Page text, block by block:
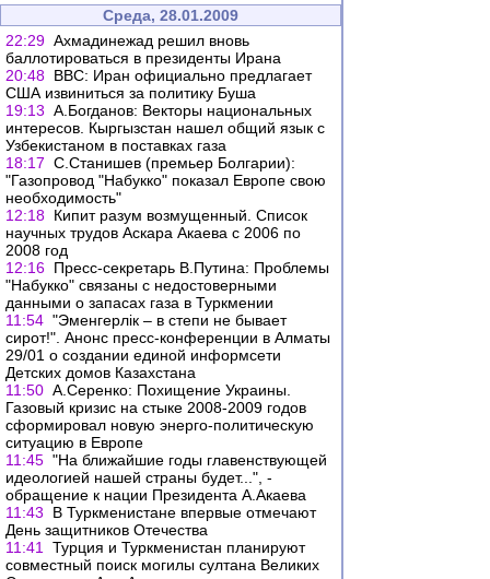
Среда, 28.01.2009
22:29 Ахмадинежад решил вновь
баллотироваться в президенты Ирана
20:48 ВВC: Иран официально предлагает
США извиниться за политику Буша
19:13 А.Богданов: Векторы национальных
интересов. Кыргызстан нашел общий язык с
Узбекистаном в поставках газа
18:17 С.Станишев (премьер Болгарии):
"Газопровод "Набукко" показал Европе свою
необходимость"
12:18 Кипит разум возмущенный. Список
научных трудов Аскара Акаева с 2006 по
2008 год
12:16 Пресс-секретарь В.Путина: Проблемы
"Набукко" связаны с недостоверными
данными о запасах газа в Туркмении
11:54 "Эменгерлiк – в степи не бывает
сирот!". Анонс пресс-конференции в Алматы
29/01 о создании единой информсети
Детских домов Казахстана
11:50 А.Серенко: Похищение Украины.
Газовый кризис на стыке 2008-2009 годов
сформировал новую энерго-политическую
ситуацию в Европе
11:45 "На ближайшие годы главенствующей
идеологией нашей страны будет...", -
обращение к нации Президента А.Акаева
11:43
В Туркменистане впервые отмечают
День защитников Отечества
11:41
Турция и Туркменистан планируют
совместный поиск могилы султана Великих